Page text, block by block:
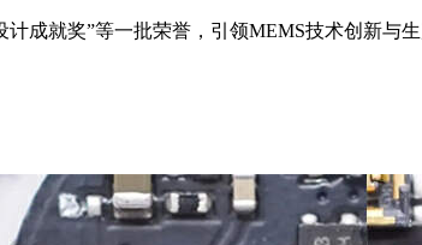
成就奖”等一批荣誉，引领MEMS技术创新